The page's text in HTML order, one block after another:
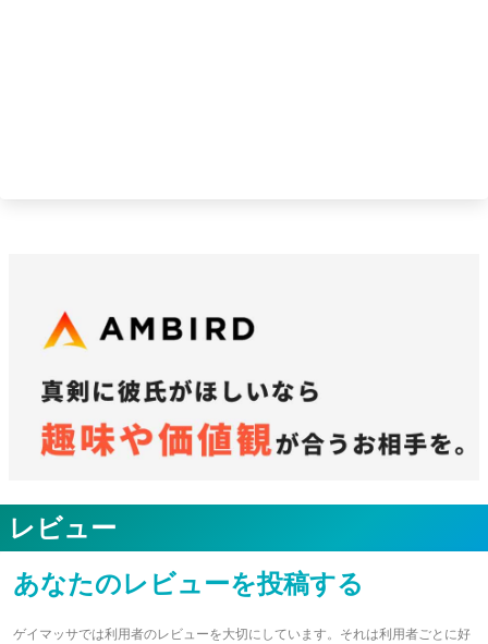
レビュー
あなたのレビューを投稿する
ゲイマッサでは利用者のレビューを大切にしています。それは利用者ごとに好